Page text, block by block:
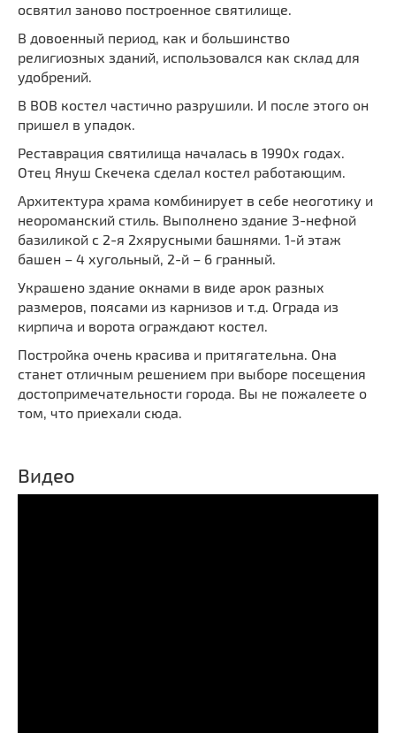
освятил заново построенное святилище.
В довоенный период, как и большинство
религиозных зданий, использовался как склад для
удобрений.
В ВОВ костел частично разрушили. И после этого он
пришел в упадок.
Реставрация святилища началась в 1990х годах.
Отец Януш Скечека сделал костел работающим.
Архитектура храма комбинирует в себе неоготику и
неороманский стиль. Выполнено здание 3-нефной
базиликой с 2-я 2хярусными башнями. 1-й этаж
башен – 4 хугольный, 2-й – 6 гранный.
Украшено здание окнами в виде арок разных
размеров, поясами из карнизов и т.д. Ограда из
кирпича и ворота ограждают костел.
Постройка очень красива и притягательна. Она
станет отличным решением при выборе посещения
достопримечательности города. Вы не пожалеете о
том, что приехали сюда.
Видео